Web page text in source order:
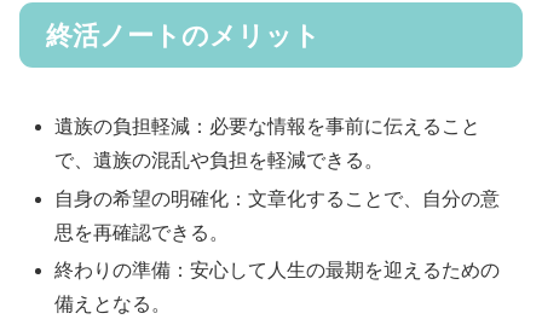
終活ノートのメリット
遺族の負担軽減：必要な情報を事前に伝えること
で、遺族の混乱や負担を軽減できる。
自身の希望の明確化：文章化することで、自分の意
思を再確認できる。
終わりの準備：安心して人生の最期を迎えるための
備えとなる。